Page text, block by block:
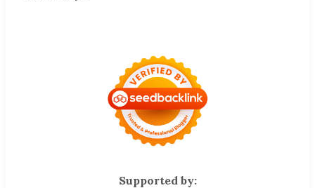
Supported by: